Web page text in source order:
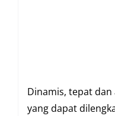
Dinamis, tepat
yang dapat